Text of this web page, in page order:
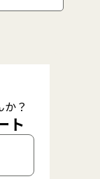
？
ト